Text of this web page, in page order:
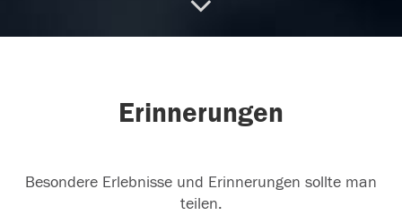
Trauer Ruhe in Frieden
Erinnerungen
Besondere Erlebnisse und Erinnerungen sollte man
teilen.